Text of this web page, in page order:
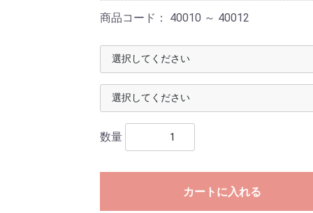
商品コード： 40010 ～ 40012
数量
カートに入れる